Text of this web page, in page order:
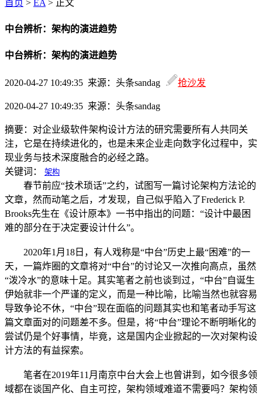
首页 > EA > 正文
中台辨析：架构的演进趋势
中台辨析：架构的演进趋势
2020-04-27 10:49:35 来源：头条sandag 抢沙发
2020-04-27 10:49:35 来源：头条sandag
摘要： 对企业级软件架构设计方法的研究需要所有人共同关
注，它是在持续进化的，也是未来企业走向数字化过程中，实
现业务与技术深度融合的必经之路。
关键词：
架构
春节前应“技术琐话”之约，试图写一篇讨论架构方法论的
文章，然而动笔之后，才发现，自己似乎陷入了Frederick P.
Brooks先生在《设计原本》一书中指出的问题：“设计中最困
难的部分在于决定要设计什么”。
2020年1月18日，有人戏称是“中台”历史上最“困难”的一
天，一篇炸圈的文章将对“中台”的讨论又一次推向高点，虽然
“泼冷水”的意味十足。其实笔者之前也谈到过，“中台”自诞生
伊始就非一个严谨的定义，而是一种比喻，比喻当然也就容易
导致争论不休，“中台”现在面临的问题其实也和笔者动手写这
篇文章面对的问题差不多。但是，将“中台”理论不断明晰化的
尝试仍是个好事情，毕竟，这是国内企业掀起的一次对架构设
计方法的有益探索。
笔者在2019年11月南京中台大会上也曾讲到，如今很多领
域都在谈国产化、自主可控，架构领域难道不需要吗？架构领